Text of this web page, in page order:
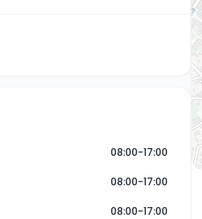
08:00-17:00
08:00-17:00
08:00-17:00